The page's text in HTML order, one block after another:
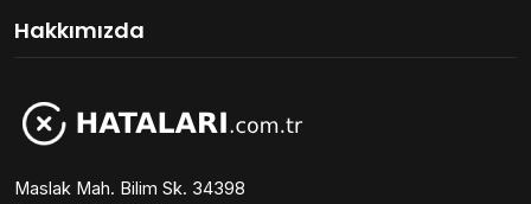
Hakkımızda
Maslak Mah. Bilim Sk. 34398